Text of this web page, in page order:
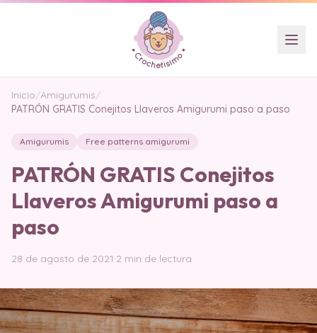
Inicio/Amigurumis/
PATRÓN GRATIS Conejitos Llaveros Amigurumi paso a paso
Amigurumis Free patterns amigurumi
PATRÓN GRATIS Conejitos
Llaveros Amigurumi paso a
paso
28 de agosto de 2021·2 min de lectura